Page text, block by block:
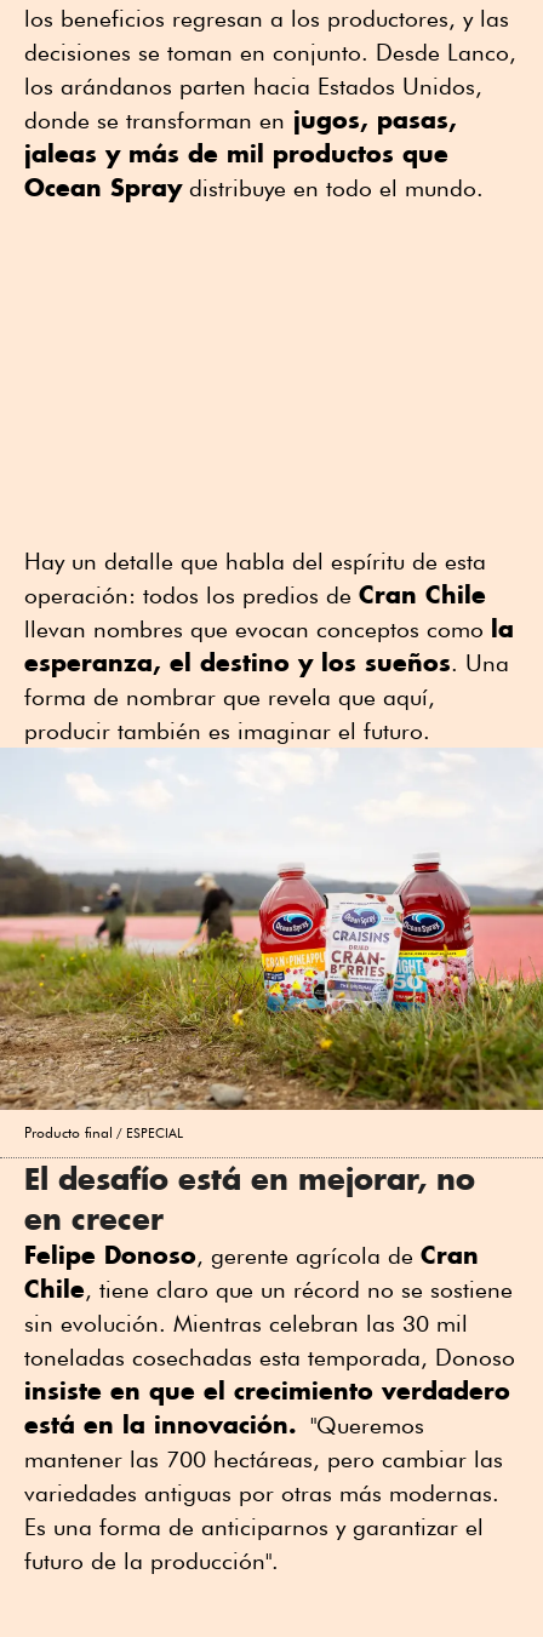
los beneficios regresan a los productores, y las
decisiones se toman en conjunto. Desde Lanco,
los arándanos parten hacia Estados Unidos,
donde se transforman en jugos, pasas,
jaleas y más de mil productos que
Ocean Spraydistribuye en todo el mundo.
Hay un detalle que habla del espíritu de esta
operación: todos los predios de Cran Chile
llevan nombres que evocan conceptos como la
esperanza, el destino y los sueños. Una
forma de nombrar que revela que aquí,
producir también es imaginar el futuro.
Producto final ESPECIAL
El desafío está en mejorar, no
en crecer
Felipe Donoso, gerente agrícola de Cran
Chile, tiene claro que un récord no se sostiene
sin evolución. Mientras celebran las 30 mil
toneladas cosechadas esta temporada, Donoso
insiste en que el crecimiento verdadero
está en la innovación. "Queremos
mantener las 700 hectáreas, pero cambiar las
variedades antiguas por otras más modernas.
Es una forma de anticiparnos y garantizar el
futuro de la producción".